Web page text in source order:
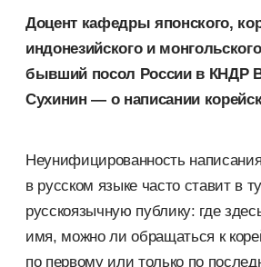
Доцент кафедры японского,
индонезийского и
бывший посол России в КНДР
Сухинин — о написании
Неунифицированность
в русском языке часто ставит в
русскоязычную публику: где
имя, можно ли обращаться к
по первому или только по